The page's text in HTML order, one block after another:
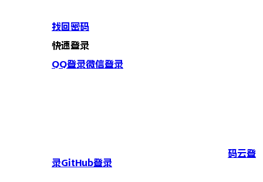
找回密码
快速登录
QQ登录微信登录
码云登
录GitHub登录